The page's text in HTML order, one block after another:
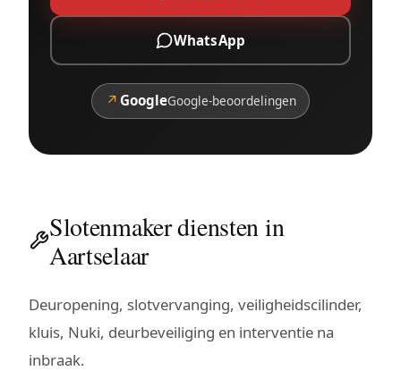
WhatsApp
↗ GoogleGoogle-beoordelingen
Slotenmaker diensten in
Aartselaar
Deuropening, slotvervanging, veiligheidscilinder,
kluis, Nuki, deurbeveiliging en interventie na
inbraak.